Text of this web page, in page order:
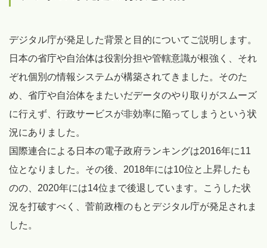
デジタル庁が発足した背景と目的についてご説明します。
日本の省庁や自治体は役割分担や管轄意識が根強く、それ
ぞれ個別の情報システムが構築されてきました。そのた
め、省庁や自治体をまたいだデータのやり取りがスムーズ
に行えず、行政サービスが非効率に陥ってしまうという状
況にありました。
国際連合による日本の電子政府ランキングは2016年に11
位となりました。その後、2018年には10位と上昇したも
のの、2020年には14位まで後退しています。こうした状
況を打破すべく、菅前政権のもとデジタル庁が発足されま
した。